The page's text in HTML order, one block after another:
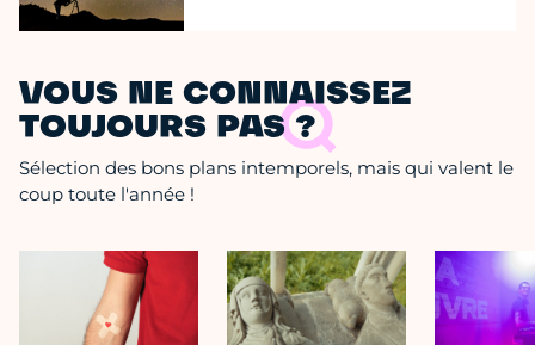
VOUS NE CONNAISSEZ
TOUJOURS PAS ?
Sélection des bons plans intemporels, mais qui valent le
coup toute l'année !